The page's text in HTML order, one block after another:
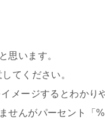
思います。
てください。
メージするとわかり
せんがパーセント「%